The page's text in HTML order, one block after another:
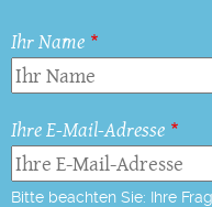
Ihr Name
Ihre E-Mail-Adresse
Bitte beachten Sie: Ihre